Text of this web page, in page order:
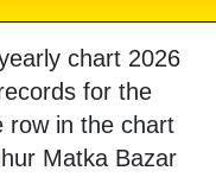
chart 2026
for the
row in the chart
Matka Bazar